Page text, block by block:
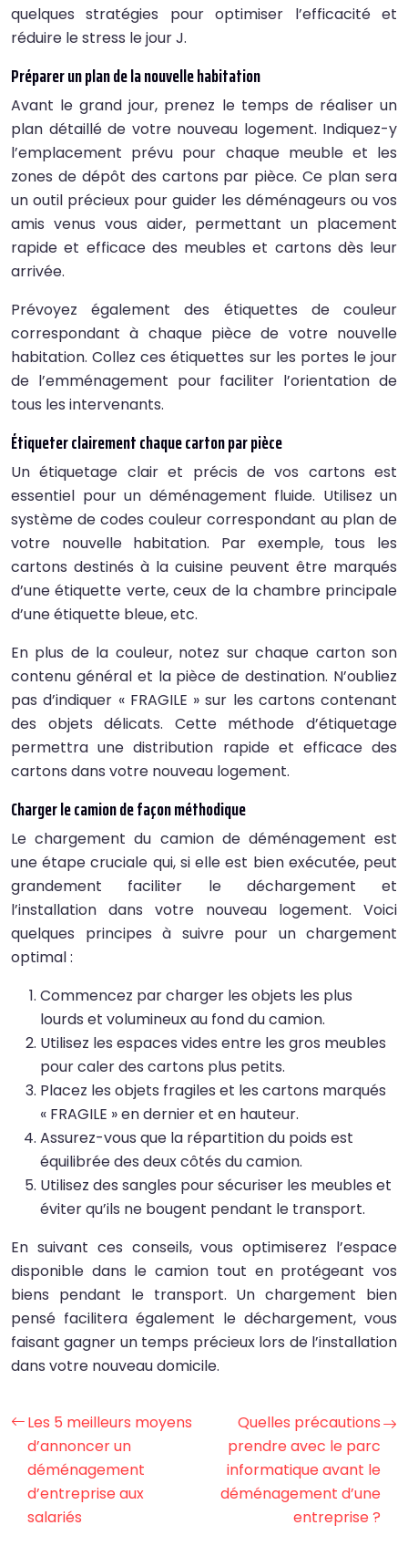
quelques stratégies pour optimiser l’efficacité et
réduire le stress le jour J.
Préparer un plan de la nouvelle habitation
Avant le grand jour, prenez le temps de réaliser un
plan détaillé de votre nouveau logement. Indiquez-y
l’emplacement prévu pour chaque meuble et les
zones de dépôt des cartons par pièce. Ce plan sera
un outil précieux pour guider les déménageurs ou vos
amis venus vous aider, permettant un placement
rapide et efficace des meubles et cartons dès leur
arrivée.
Prévoyez également des étiquettes de couleur
correspondant à chaque pièce de votre nouvelle
habitation. Collez ces étiquettes sur les portes le jour
de l’emménagement pour faciliter l’orientation de
tous les intervenants.
Étiqueter clairement chaque carton par pièce
Un étiquetage clair et précis de vos cartons est
essentiel pour un déménagement fluide. Utilisez un
système de codes couleur correspondant au plan de
votre nouvelle habitation. Par exemple, tous les
cartons destinés à la cuisine peuvent être marqués
d’une étiquette verte, ceux de la chambre principale
d’une étiquette bleue, etc.
En plus de la couleur, notez sur chaque carton son
contenu général et la pièce de destination. N’oubliez
pas d’indiquer « FRAGILE » sur les cartons contenant
des objets délicats. Cette méthode d’étiquetage
permettra une distribution rapide et efficace des
cartons dans votre nouveau logement.
Charger le camion de façon méthodique
Le chargement du camion de déménagement est
une étape cruciale qui, si elle est bien exécutée, peut
grandement faciliter le déchargement et
l’installation dans votre nouveau logement. Voici
quelques principes à suivre pour un chargement
optimal :
Commencez par charger les objets les plus
lourds et volumineux au fond du camion.
Utilisez les espaces vides entre les gros meubles
pour caler des cartons plus petits.
Placez les objets fragiles et les cartons marqués
« FRAGILE » en dernier et en hauteur.
Assurez-vous que la répartition du poids est
équilibrée des deux côtés du camion.
Utilisez des sangles pour sécuriser les meubles et
éviter qu’ils ne bougent pendant le transport.
En suivant ces conseils, vous optimiserez l’espace
disponible dans le camion tout en protégeant vos
biens pendant le transport. Un chargement bien
pensé facilitera également le déchargement, vous
faisant gagner un temps précieux lors de l’installation
dans votre nouveau domicile.
Les 5 meilleurs moyens
d’annoncer un
déménagement
d’entreprise aux
salariés
Quelles précautions
prendre avec le parc
informatique avant le
déménagement d’une
entreprise ?